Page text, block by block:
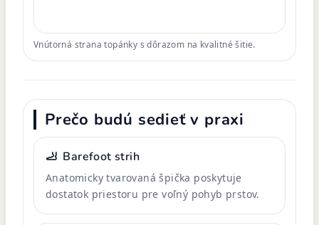
Vnútorná strana topánky s dôrazom na kvalitné šitie.
Prečo budú sedieť v praxi
🦶 Barefoot strih
Anatomicky tvarovaná špička poskytuje
dostatok priestoru pre voľný pohyb prstov.